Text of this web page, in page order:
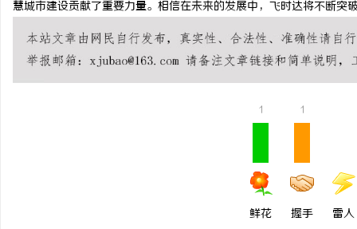
慧城市建设贡献了重要力量。相信在未来的发展中，飞时达将不断突
1
鲜花
1
握手 雷人
安徽刑事辩护律师：为